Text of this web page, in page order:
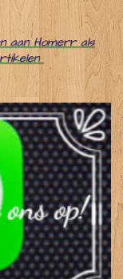
aan Homerr als